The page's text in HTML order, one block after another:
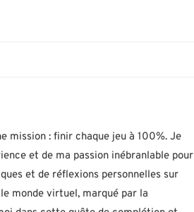
mission : finir chaque jeu à 100%. Je
et de ma passion inébranlable pour
et de réflexions personnelles sur
monde virtuel, marqué par la